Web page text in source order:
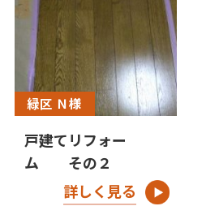
緑区 Ｎ様
戸建てリフォー
ム その２
詳しく見る